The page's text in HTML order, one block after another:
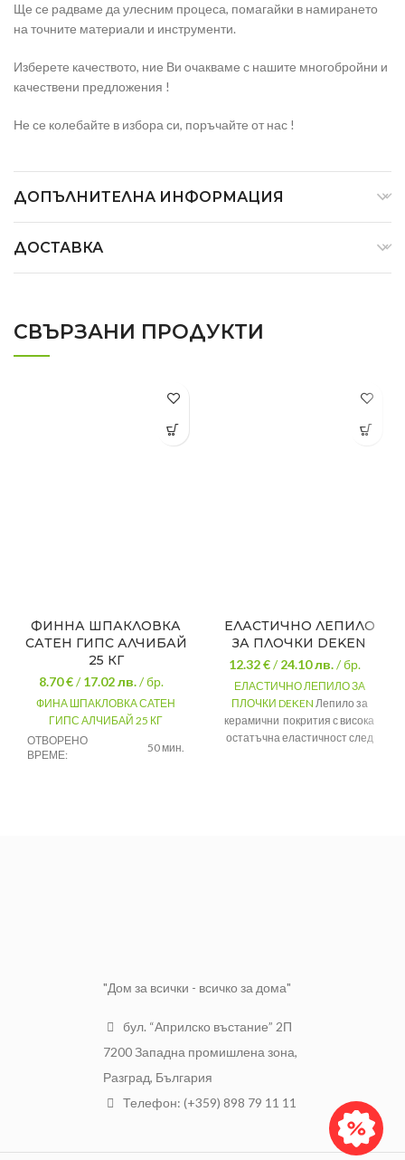
Ще се радваме да улесним процеса, помагайки в намирането
на точните материали и инструменти.
Изберете качеството, ние Ви очакваме с нашите многобройни и
качествени предложения !
Не се колебайте в избора си, поръчайте от нас !
ДОПЪЛНИТЕЛНА ИНФОРМАЦИЯ
ДОСТАВКА
СВЪРЗАНИ ПРОДУКТИ
ФИННА ШПАКЛОВКА
САТЕН ГИПС АЛЧИБАЙ
25 КГ
8.70 €/17.02лв./ бр.
ФИНА ШПАКЛОВКА САТЕН
ГИПС АЛЧИБАЙ 25 КГ
ОТВОРЕНО
ВРЕМЕ:
50 мин.
ЕЛАСТИЧНО ЛЕПИЛО
ЗА ПЛОЧКИ DEKEN
12.32 €/24.10лв./ бр.
ЕЛАСТИЧНО ЛЕПИЛО ЗА
ПЛОЧКИ DEKEN Лепило за
керамични покрития с висока
остатъчна еластичност след
"Дом за всички - всичко за дома"
бул. “Априлско въстание” 2П
7200 Западна промишлена зона,
Разград, България
Телефон: (+359) 898 79 11 11